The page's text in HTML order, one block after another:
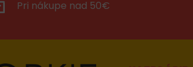
Pri nákupe nad 50€